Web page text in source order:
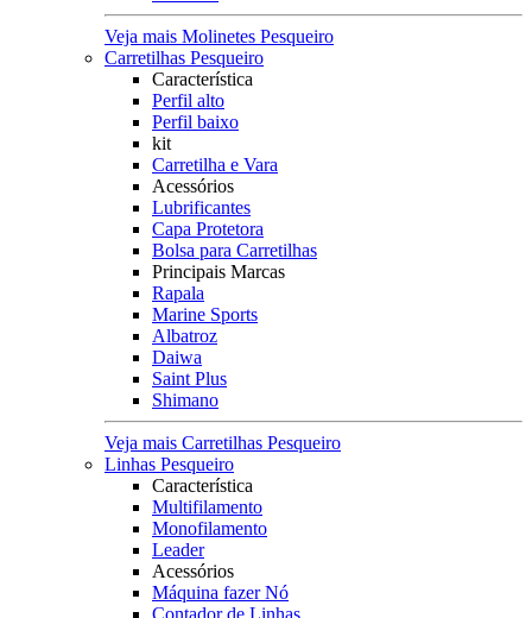
Veja mais Molinetes Pesqueiro
Carretilhas Pesqueiro
Característica
Perfil alto
Perfil baixo
kit
Carretilha e Vara
Acessórios
Lubrificantes
Capa Protetora
Bolsa para Carretilhas
Principais Marcas
Rapala
Marine Sports
Albatroz
Daiwa
Saint Plus
Shimano
Veja mais Carretilhas Pesqueiro
Linhas Pesqueiro
Característica
Multifilamento
Monofilamento
Leader
Acessórios
Máquina fazer Nó
Contador de Linhas